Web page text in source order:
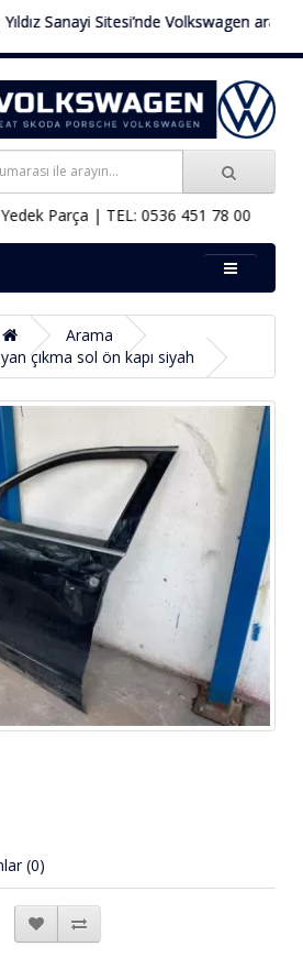
Sanayi Sitesi’nde Volkswagen
Parça | TEL: 0536 451 78 00
Arama
çıkma sol ön kapı siyah
(0)